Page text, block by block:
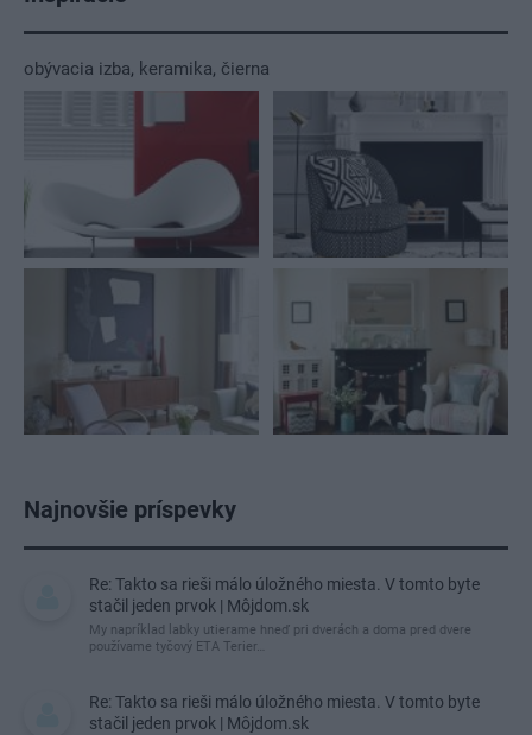
obývacia izba, keramika, čierna
Najnovšie príspevky
Re: Takto sa rieši málo úložného miesta. V tomto byte
stačil jeden prvok | Môjdom.sk
My napríklad labky utierame hneď pri dverách a doma pred dvere
používame tyčový ETA Terier…
Re: Takto sa rieši málo úložného miesta. V tomto byte
stačil jeden prvok | Môjdom.sk